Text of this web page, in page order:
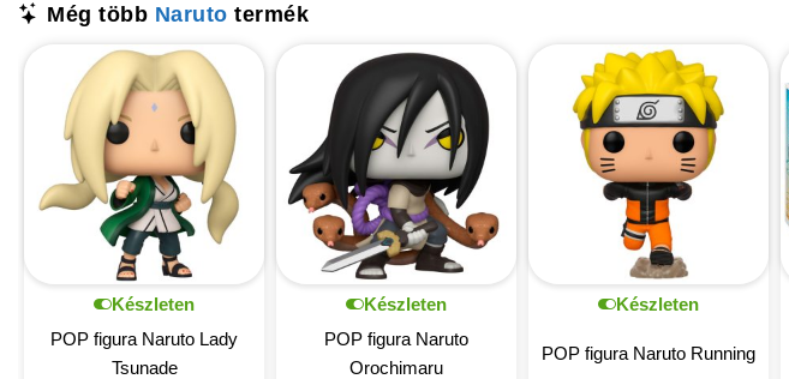
Még több Naruto termék
Készleten
POP figura Naruto Lady
Tsunade
Készleten
POP figura Naruto
Orochimaru
Készleten
POP figura Naruto Running